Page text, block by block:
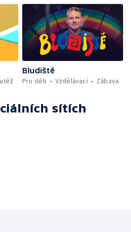
Bludiště
Pro děti
Vzdělávací Zábava
sítích